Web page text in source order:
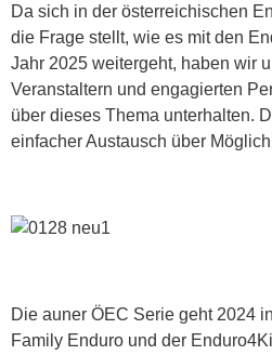
Da sich in der österreichischen
die Frage stellt, wie es mit den
Jahr 2025 weitergeht, haben wir
Veranstaltern und engagierten
über dieses Thema unterhalten.
einfacher Austausch über
Die auner ÖEC Serie geht 2024
Family Enduro und der